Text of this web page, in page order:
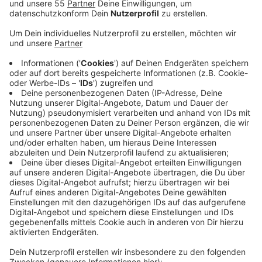
Anzeige
Die Polizei hat nach einer Amokdrohung an der
Gesamtschule Nettetal die Sicherheitsvorkehrungen
verschärft. Ab heute wird eine erhöhte Polizeipräsenz
an der Schule erwartet. Im Laufe des Tages werden
die Schulleitung und die Kriminalpolizei über weitere
Maßnahmen beraten, um die Sicherheit der Schüler
und Lehrer zu gewährleisten.
Hintergrund der Maßnahmen ist eine Drohung, die
letzte Woche auf der Mädchentoilette der Schule
entdeckt wurde. In der Nachricht wurde ein Amoklauf
für diesen Mittwoch angekündigt. Seit dem Fund
laufen intensive polizeiliche Ermittlungen, um die
Hintergründe der Drohung zu klären und mögliche